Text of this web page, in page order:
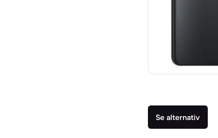
Se alternativ